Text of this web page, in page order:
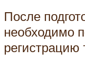
После
необходимо
регистрацию